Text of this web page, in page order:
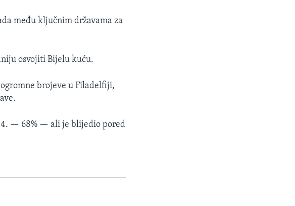
među ključnim državama za
osvojiti Bijelu kuću.
brojeve u Filadelfiji,
— 68% — ali je blijedio pored